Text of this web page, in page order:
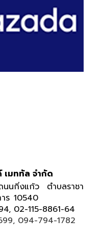
มททัล จำกัด
นกิ่งแก้ว ตำบลราชา
ปราการ 10540
02-115-8861-64
094-794-1782